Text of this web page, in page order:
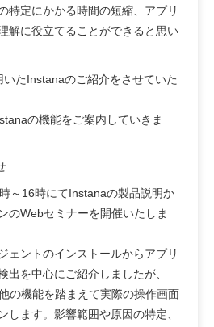
特定にかかる時間の短縮、アプリ
解に役立てることができると思い
たInstanaのご紹介をさせていた
の機能をご案内していきま
～16時にてInstanaの製品説明か
のWebセミナーを開催いたしま
ェントのインストールからアプリ
出を中心にご紹介しましたが、
の機能を踏まえて実際の操作画面
します。影響範囲や原因の特定、